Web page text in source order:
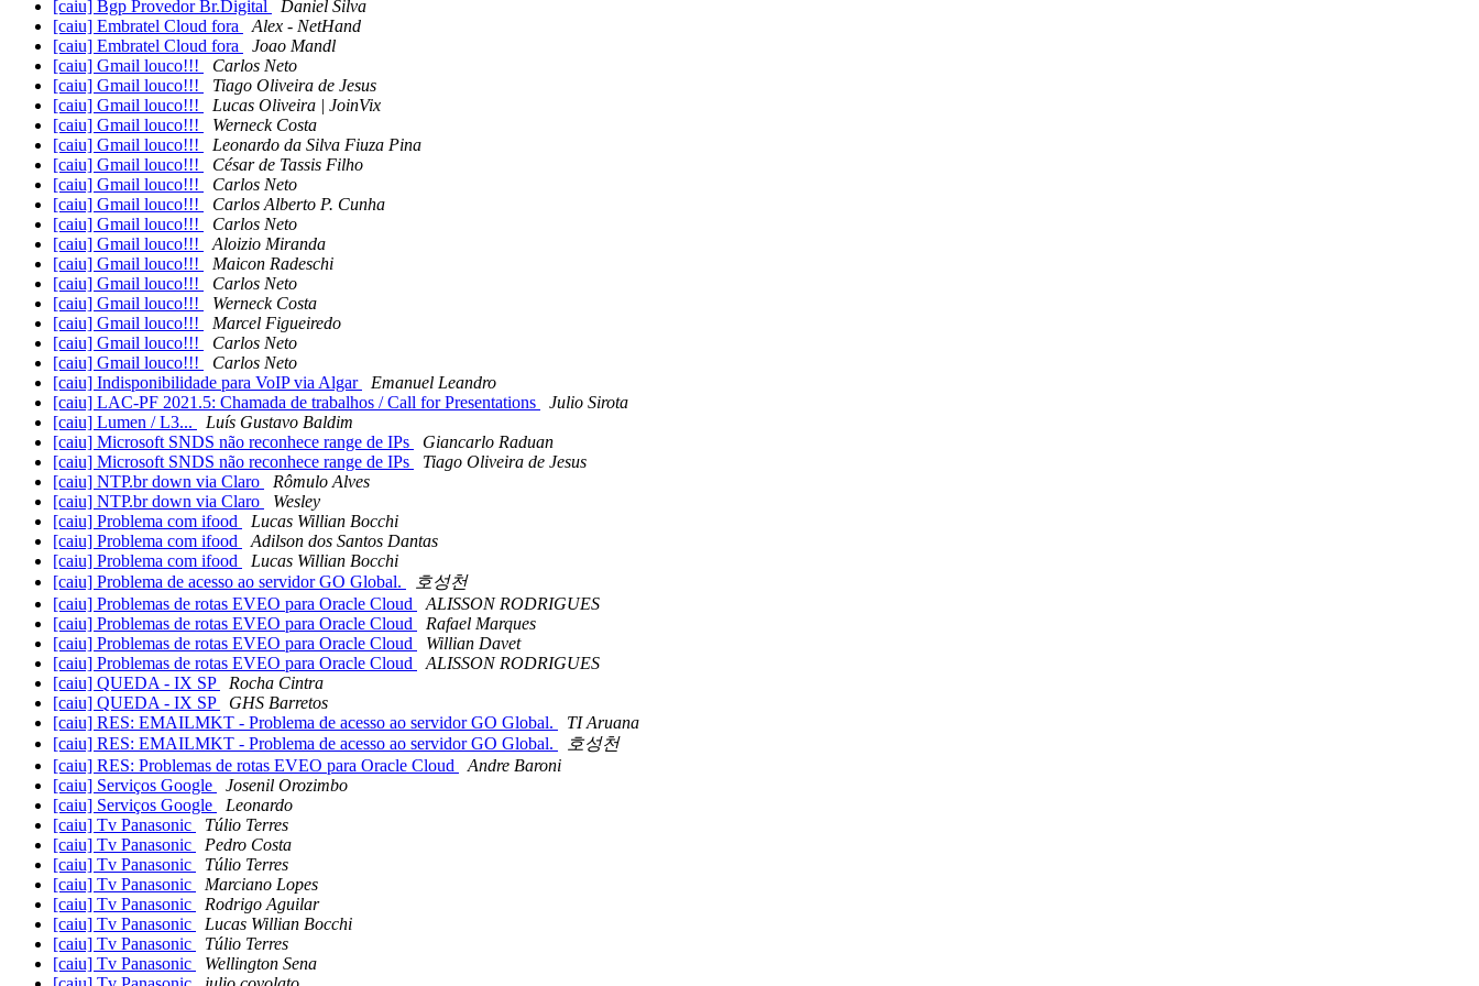
[caiu] Bgp Provedor Br.Digital
Daniel Silva
[caiu] Embratel Cloud fora
Alex - NetHand
[caiu] Embratel Cloud fora
Joao Mandl
[caiu] Gmail louco!!!
Carlos Neto
[caiu] Gmail louco!!!
Tiago Oliveira de Jesus
[caiu] Gmail louco!!!
Lucas Oliveira | JoinVix
[caiu] Gmail louco!!!
Werneck Costa
[caiu] Gmail louco!!!
Leonardo da Silva Fiuza Pina
[caiu] Gmail louco!!!
César de Tassis Filho
[caiu] Gmail louco!!!
Carlos Neto
[caiu] Gmail louco!!!
Carlos Alberto P. Cunha
[caiu] Gmail louco!!!
Carlos Neto
[caiu] Gmail louco!!!
Aloizio Miranda
[caiu] Gmail louco!!!
Maicon Radeschi
[caiu] Gmail louco!!!
Carlos Neto
[caiu] Gmail louco!!!
Werneck Costa
[caiu] Gmail louco!!!
Marcel Figueiredo
[caiu] Gmail louco!!!
Carlos Neto
[caiu] Gmail louco!!!
Carlos Neto
[caiu] Indisponibilidade para VoIP via Algar
Emanuel Leandro
[caiu] LAC-PF 2021.5: Chamada de trabalhos / Call for Presentations
Julio Sirota
[caiu] Lumen / L3...
Luís Gustavo Baldim
[caiu] Microsoft SNDS não reconhece range de IPs
Giancarlo Raduan
[caiu] Microsoft SNDS não reconhece range de IPs
Tiago Oliveira de Jesus
[caiu] NTP.br down via Claro
Rômulo Alves
[caiu] NTP.br down via Claro
Wesley
[caiu] Problema com ifood
Lucas Willian Bocchi
[caiu] Problema com ifood
Adilson dos Santos Dantas
[caiu] Problema com ifood
Lucas Willian Bocchi
[caiu] Problema de acesso ao servidor GO Global.
호성천
[caiu] Problemas de rotas EVEO para Oracle Cloud
ALISSON RODRIGUES
[caiu] Problemas de rotas EVEO para Oracle Cloud
Rafael Marques
[caiu] Problemas de rotas EVEO para Oracle Cloud
Willian Davet
[caiu] Problemas de rotas EVEO para Oracle Cloud
ALISSON RODRIGUES
[caiu] QUEDA - IX SP
Rocha Cintra
[caiu] QUEDA - IX SP
GHS Barretos
[caiu] RES: EMAILMKT - Problema de acesso ao servidor GO Global.
TI Aruana
[caiu] RES: EMAILMKT - Problema de acesso ao servidor GO Global.
호성천
[caiu] RES: Problemas de rotas EVEO para Oracle Cloud
Andre Baroni
[caiu] Serviços Google
Josenil Orozimbo
[caiu] Serviços Google
Leonardo
[caiu] Tv Panasonic
Túlio Terres
[caiu] Tv Panasonic
Pedro Costa
[caiu] Tv Panasonic
Túlio Terres
[caiu] Tv Panasonic
Marciano Lopes
[caiu] Tv Panasonic
Rodrigo Aguilar
[caiu] Tv Panasonic
Lucas Willian Bocchi
[caiu] Tv Panasonic
Túlio Terres
[caiu] Tv Panasonic
Wellington Sena